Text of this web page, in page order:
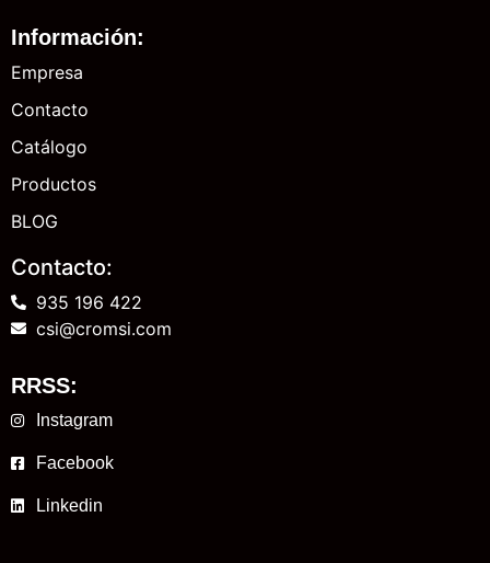
Información:
Empresa
Contacto
Catálogo
Productos
BLOG
Contacto:
935 196 422
csi@cromsi.com
RRSS:
Instagram
Facebook
Linkedin